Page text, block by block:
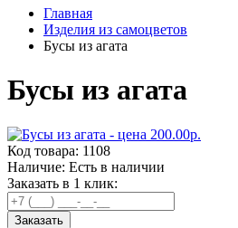
Главная
Изделия из самоцветов
Бусы из агата
Бусы из агата
Код товара: 1108
Наличие: Есть в наличии
Заказать в 1 клик:
Заказать